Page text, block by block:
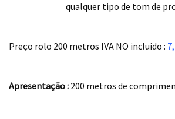
qualquer tipo de tom de
Preço rolo 200 metros IVA NO incluido :
Apresentação : 200 metros de